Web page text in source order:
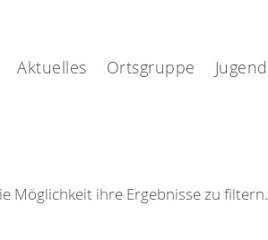
Aktuelles Ortsgruppe Jugend
Möglichkeit ihre Ergebnisse zu filtern.